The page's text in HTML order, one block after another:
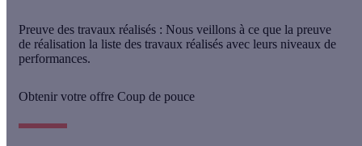
Preuve des travaux réalisés : Nous veillons à ce que la preuve
de réalisation la liste des travaux réalisés avec leurs niveaux de
performances.
Obtenir votre offre Coup de pouce